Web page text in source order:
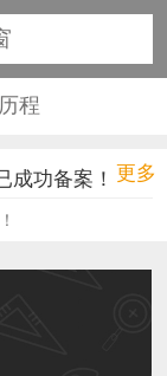
程
功备案！
功备案！
成功备案！
成功备案！
成功备案！
更多